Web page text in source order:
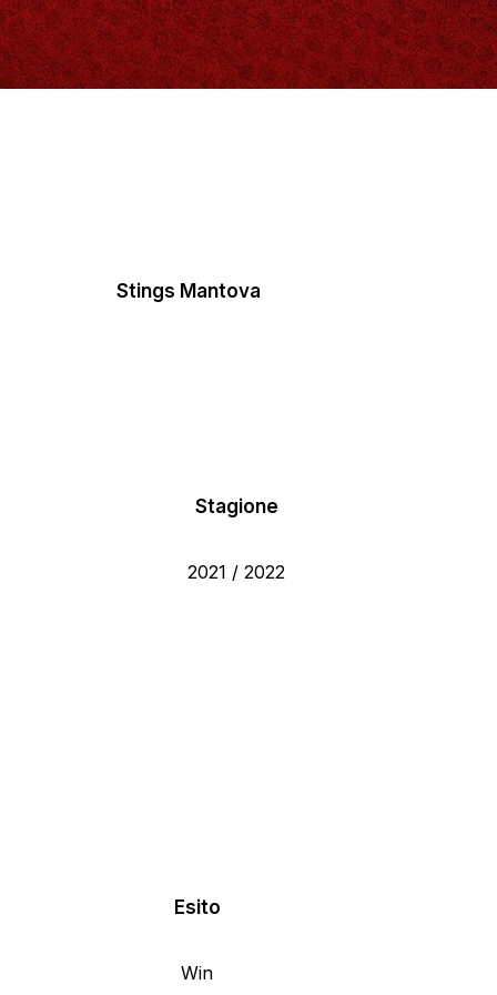
Stings Mantova
Stagione
2021 / 2022
Esito
Win